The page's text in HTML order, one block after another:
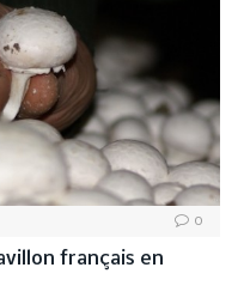
0
français en